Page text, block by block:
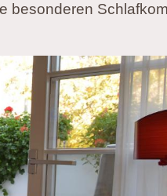
besonderen